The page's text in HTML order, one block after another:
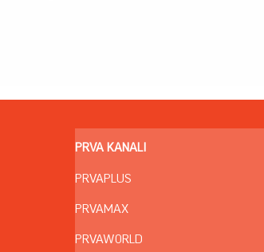
PRVA KANALI
PRVAPLUS
PRVAMAX
PRVAWORLD